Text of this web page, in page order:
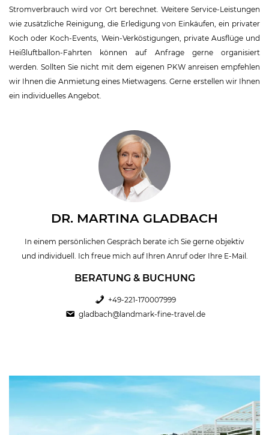
Stromverbrauch wird vor Ort berechnet. Weitere Service-Leistungen
wie zusätzliche Reinigung, die Erledigung von Einkäufen, ein privater
Koch oder Koch-Events, Wein-Verköstigungen, private Ausflüge und
Heißluftballon-Fahrten können auf Anfrage gerne organisiert
werden. Sollten Sie nicht mit dem eigenen PKW anreisen empfehlen
wir Ihnen die Anmietung eines Mietwagens. Gerne erstellen wir Ihnen
ein individuelles Angebot.
DR. MARTINA GLADBACH
In einem persönlichen Gespräch berate ich Sie gerne objektiv
und individuell. Ich freue mich auf Ihren Anruf oder Ihre E-Mail.
BERATUNG & BUCHUNG
+49-221-170007999
gladbach@landmark-fine-travel.de